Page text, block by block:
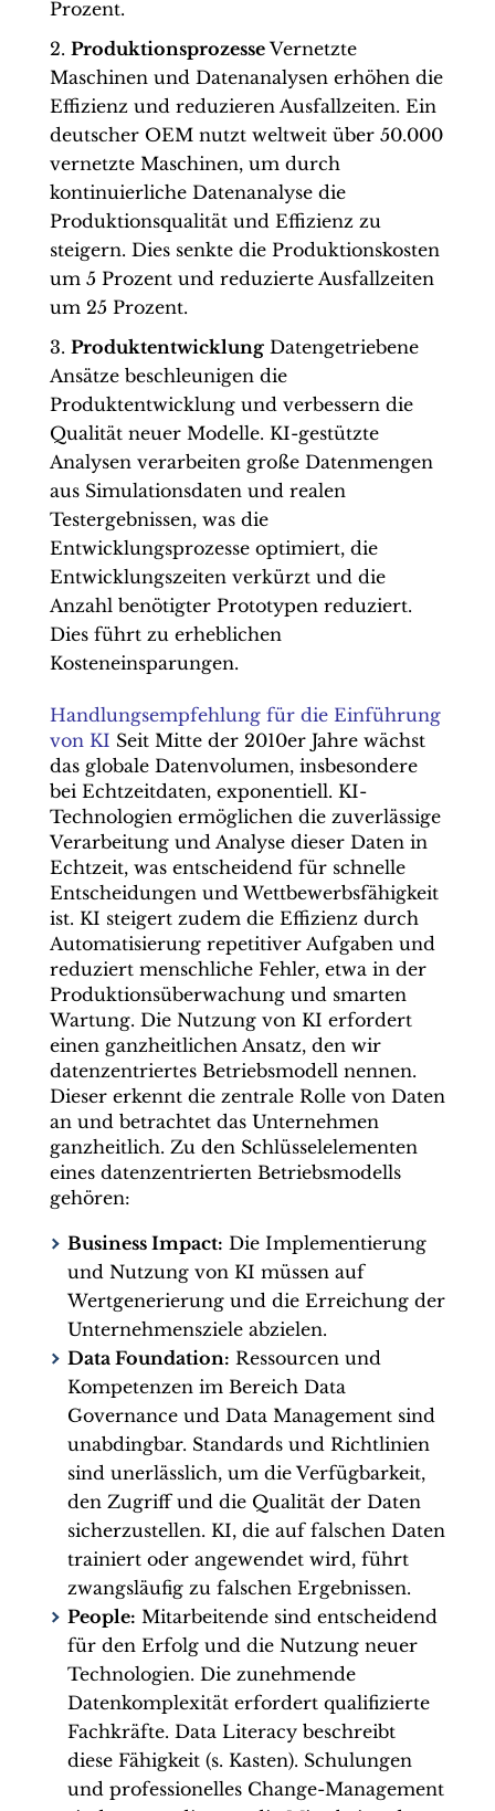
Prozent.
ProduktionsprozesseVernetzte
Maschinen und Datenanalysen erhöhen die
Effizienz und reduzieren Ausfallzeiten. Ein
deutscher OEM nutzt weltweit über 50.000
vernetzte Maschinen, um durch
kontinuierliche Datenanalyse die
Produktionsqualität und Effizienz zu
steigern. Dies senkte die Produktionskosten
um 5 Prozent und reduzierte Ausfallzeiten
um 25 Prozent.
ProduktentwicklungDatengetriebene
Ansätze beschleunigen die
Produktentwicklung und verbessern die
Qualität neuer Modelle. KI-gestützte
Analysen verarbeiten große Datenmengen
aus Simulationsdaten und realen
Testergebnissen, was die
Entwicklungsprozesse optimiert, die
Entwicklungszeiten verkürzt und die
Anzahl benötigter Prototypen reduziert.
Dies führt zu erheblichen
Kosteneinsparungen.
Handlungsempfehlung für die Einführung
von KI Seit Mitte der 2010er Jahre wächst
das globale Datenvolumen, insbesondere
bei Echtzeitdaten, exponentiell. KI-
Technologien ermöglichen die zuverlässige
Verarbeitung und Analyse dieser Daten in
Echtzeit, was entscheidend für schnelle
Entscheidungen und Wettbewerbsfähigkeit
ist. KI steigert zudem die Effizienz durch
Automatisierung repetitiver Aufgaben und
reduziert menschliche Fehler, etwa in der
Produktionsüberwachung und smarten
Wartung. Die Nutzung von KI erfordert
einen ganzheitlichen Ansatz, den wir
datenzentriertes Betriebsmodell nennen.
Dieser erkennt die zentrale Rolle von Daten
an und betrachtet das Unternehmen
ganzheitlich. Zu den Schlüsselelementen
eines datenzentrierten Betriebsmodells
gehören:
Business Impact: Die Implementierung
und Nutzung von KI müssen auf
Wertgenerierung und die Erreichung der
Unternehmensziele abzielen.
Data Foundation: Ressourcen und
Kompetenzen im Bereich Data
Governance und Data Management sind
unabdingbar. Standards und Richtlinien
sind unerlässlich, um die Verfügbarkeit,
den Zugriff und die Qualität der Daten
sicherzustellen. KI, die auf falschen Daten
trainiert oder angewendet wird, führt
zwangsläufig zu falschen Ergebnissen.
People: Mitarbeitende sind entscheidend
für den Erfolg und die Nutzung neuer
Technologien. Die zunehmende
Datenkomplexität erfordert qualifizierte
Fachkräfte. Data Literacy beschreibt
diese Fähigkeit (s. Kasten). Schulungen
und professionelles Change-Management